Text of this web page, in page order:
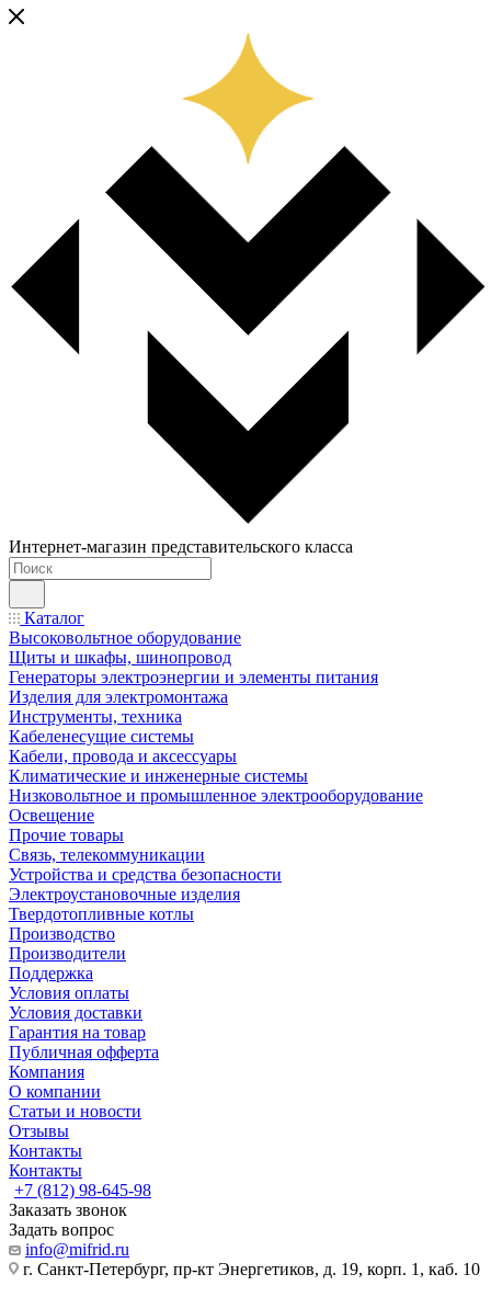
Интернет-магазин представительского класса
Каталог
Высоковольтное оборудование
Щиты и шкафы, шинопровод
Генераторы электроэнергии и элементы питания
Изделия для электромонтажа
Инструменты, техника
Кабеленесущие системы
Кабели, провода и аксессуары
Климатические и инженерные системы
Низковольтное и промышленное электрооборудование
Освещение
Прочие товары
Связь, телекоммуникации
Устройства и средства безопасности
Электроустановочные изделия
Твердотопливные котлы
Производство
Производители
Поддержка
Условия оплаты
Условия доставки
Гарантия на товар
Публичная офферта
Компания
О компании
Статьи и новости
Отзывы
Контакты
Контакты
+7 (812) 98-645-98
Заказать звонок
Задать вопрос
info@mifrid.ru
г. Санкт-Петербург, пр-кт Энергетиков, д. 19, корп. 1, каб. 10